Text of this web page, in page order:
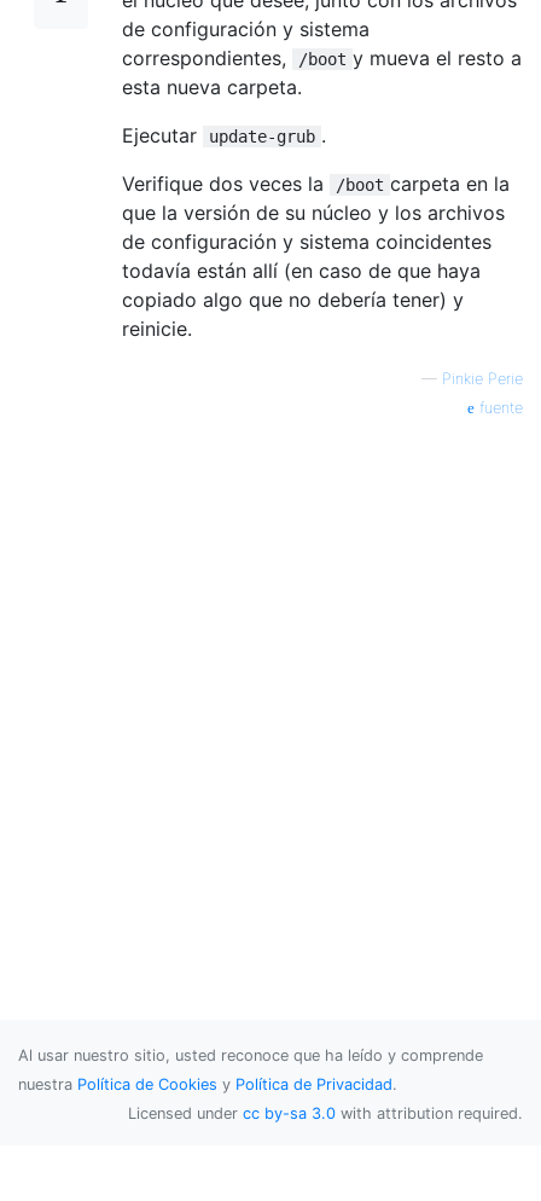
de configuración y sistema
correspondientes,
/boot y mueva el resto a
esta nueva carpeta.
Ejecutar
update-grub .
Verifique dos veces la
/boot carpeta en la
que la versión de su núcleo y los archivos
de configuración y sistema coincidentes
todavía están allí (en caso de que haya
copiado algo que no debería tener) y
reinicie.
— Pinkie Perie
fuente
Al usar nuestro sitio, usted reconoce que ha leído y comprende
nuestra Política de Cookies y Política de Privacidad.
Licensed under cc by-sa 3.0 with attribution required.